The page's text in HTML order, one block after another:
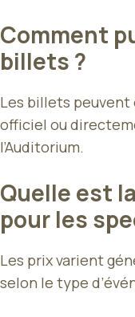
Comment
billets ?
Les billets
officiel ou
l’Auditorium.
Quelle est
pour les
Les prix varient
selon le type